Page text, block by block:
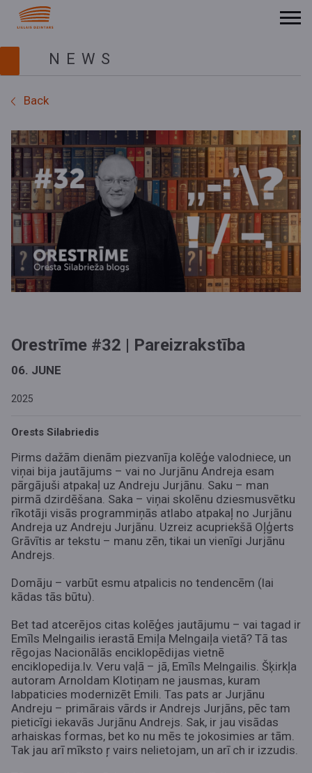
NEWS
Back
Orestrīme #32 | Pareizrakstība
06. JUNE
2025
Orests Silabriedis
Pirms dažām dienām piezvanīja kolēģe valodniece, un
viņai bija jautājums – vai no Jurjānu Andreja esam
pārgājuši atpakaļ uz Andreju Jurjānu. Saku – man
pirmā dzirdēšana. Saka – viņai skolēnu dziesmusvētku
rīkotāji visās programmiņās atlabo atpakaļ no Jurjānu
Andreja uz Andreju Jurjānu. Uzreiz acupriekšā Oļģerts
Grāvītis ar tekstu – manu zēn, tikai un vienīgi Jurjānu
Andrejs.
Domāju – varbūt esmu atpalicis no tendencēm (lai
kādas tās būtu).
Bet tad atcerējos citas kolēģes jautājumu – vai tagad ir
Emīls Melngailis ierastā Emiļa Melngaiļa vietā? Tā tas
rēgojas Nacionālās enciklopēdijas vietnē
enciklopedija.lv. Veru vaļā – jā, Emīls Melngailis. Šķirkļa
autoram Arnoldam Klotiņam ne jausmas, kuram
labpaticies modernizēt Emili. Tas pats ar Jurjānu
Andreju – primārais vārds ir Andrejs Jurjāns, pēc tam
pieticīgi iekavās Jurjānu Andrejs. Sak, ir jau visādas
arhaiskas formas, bet ko nu mēs te jokosimies ar tām.
Tak jau arī mīksto ŗ vairs nelietojam, un arī ch ir izzudis.